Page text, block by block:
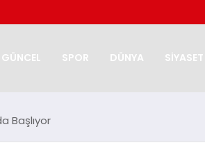
GÜNCEL SPOR DÜNYA SİYASET
Başlıyor